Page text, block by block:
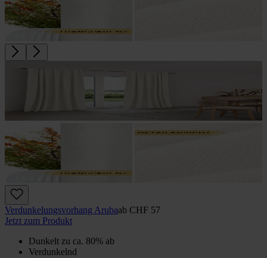
Verdunkelungs­vorhang Arubaab CHF 57
Jetzt zum Produkt
Dunkelt zu ca. 80% ab
Verdunkelnd